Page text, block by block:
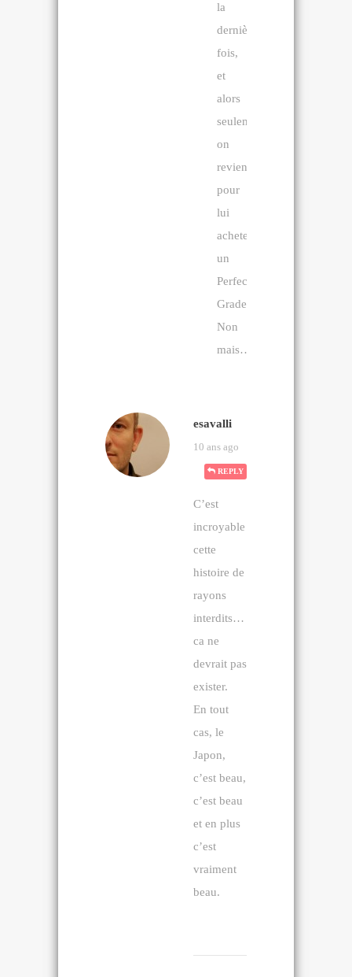
la
dernière
fois,
et
alors
seulement
on
reviendra
pour
lui
acheter
un
Perfect
Grade.
Non
mais…
esavalli
10 ans ago
REPLY
C’est
incroyable
cette
histoire de
rayons
interdits…
ca ne
devrait pas
exister.
En tout
cas, le
Japon,
c’est beau,
c’est beau
et en plus
c’est
vraiment
beau.